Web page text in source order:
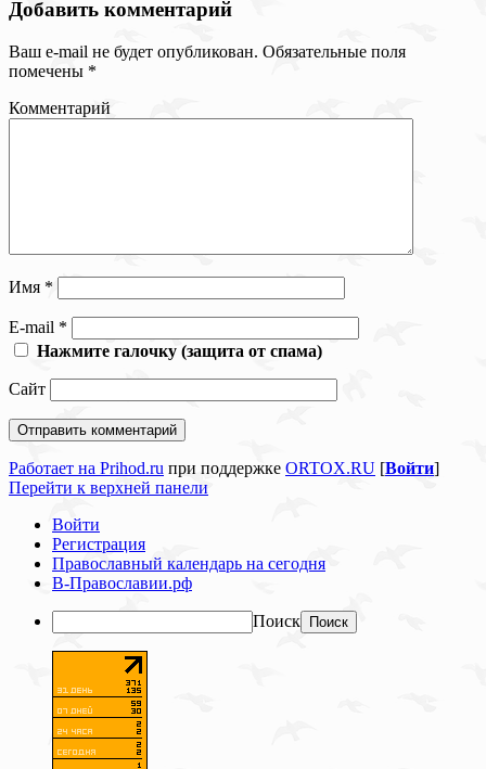
Добавить комментарий
Ваш e-mail не будет опубликован. Обязательные поля
помечены *
Комментарий
Имя *
E-mail *
Нажмите галочку (защита от спама)
Сайт
Работает на Prihod.ru при поддержке ORTOX.RU [Войти]
Перейти к верхней панели
Войти
Регистрация
Православный календарь на сегодня
В-Православии.рф
Поиск